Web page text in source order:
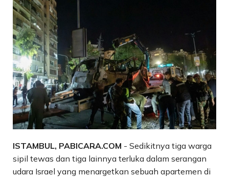
ISTAMBUL, PABICARA.COM - Sedikitnya tiga warga
sipil tewas dan tiga lainnya terluka dalam serangan
udara Israel yang menargetkan sebuah apartemen di